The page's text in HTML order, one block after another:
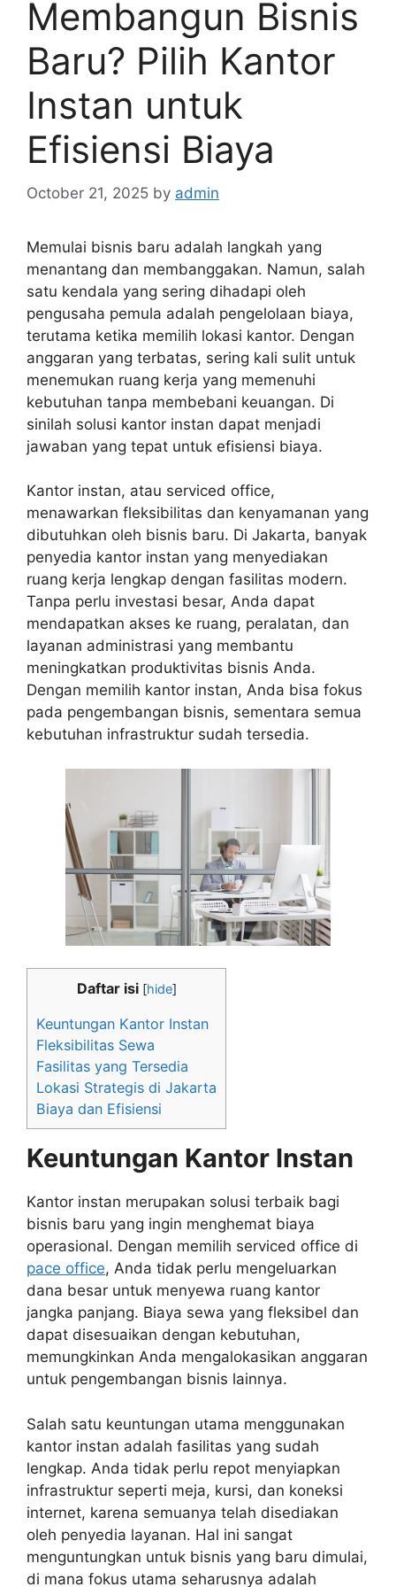
Membangun Bisnis
Baru? Pilih Kantor
Instan untuk
Efisiensi Biaya
October 21, 2025 by admin
Memulai bisnis baru adalah langkah yang
menantang dan membanggakan. Namun, salah
satu kendala yang sering dihadapi oleh
pengusaha pemula adalah pengelolaan biaya,
terutama ketika memilih lokasi kantor. Dengan
anggaran yang terbatas, sering kali sulit untuk
menemukan ruang kerja yang memenuhi
kebutuhan tanpa membebani keuangan. Di
sinilah solusi kantor instan dapat menjadi
jawaban yang tepat untuk efisiensi biaya.
Kantor instan, atau serviced office,
menawarkan fleksibilitas dan kenyamanan yang
dibutuhkan oleh bisnis baru. Di Jakarta, banyak
penyedia kantor instan yang menyediakan
ruang kerja lengkap dengan fasilitas modern.
Tanpa perlu investasi besar, Anda dapat
mendapatkan akses ke ruang, peralatan, dan
layanan administrasi yang membantu
meningkatkan produktivitas bisnis Anda.
Dengan memilih kantor instan, Anda bisa fokus
pada pengembangan bisnis, sementara semua
kebutuhan infrastruktur sudah tersedia.
Daftar isi [hide]
Keuntungan Kantor Instan
Fleksibilitas Sewa
Fasilitas yang Tersedia
Lokasi Strategis di Jakarta
Biaya dan Efisiensi
Keuntungan Kantor Instan
Kantor instan merupakan solusi terbaik bagi
bisnis baru yang ingin menghemat biaya
operasional. Dengan memilih serviced office di
pace office, Anda tidak perlu mengeluarkan
dana besar untuk menyewa ruang kantor
jangka panjang. Biaya sewa yang fleksibel dan
dapat disesuaikan dengan kebutuhan,
memungkinkan Anda mengalokasikan anggaran
untuk pengembangan bisnis lainnya.
Salah satu keuntungan utama menggunakan
kantor instan adalah fasilitas yang sudah
lengkap. Anda tidak perlu repot menyiapkan
infrastruktur seperti meja, kursi, dan koneksi
internet, karena semuanya telah disediakan
oleh penyedia layanan. Hal ini sangat
menguntungkan untuk bisnis yang baru dimulai,
di mana fokus utama seharusnya adalah